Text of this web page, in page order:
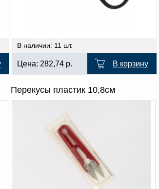
В наличии: 11 шт.
Цена: 282,74 р. В корзину
Перекусы пластик 10,8см